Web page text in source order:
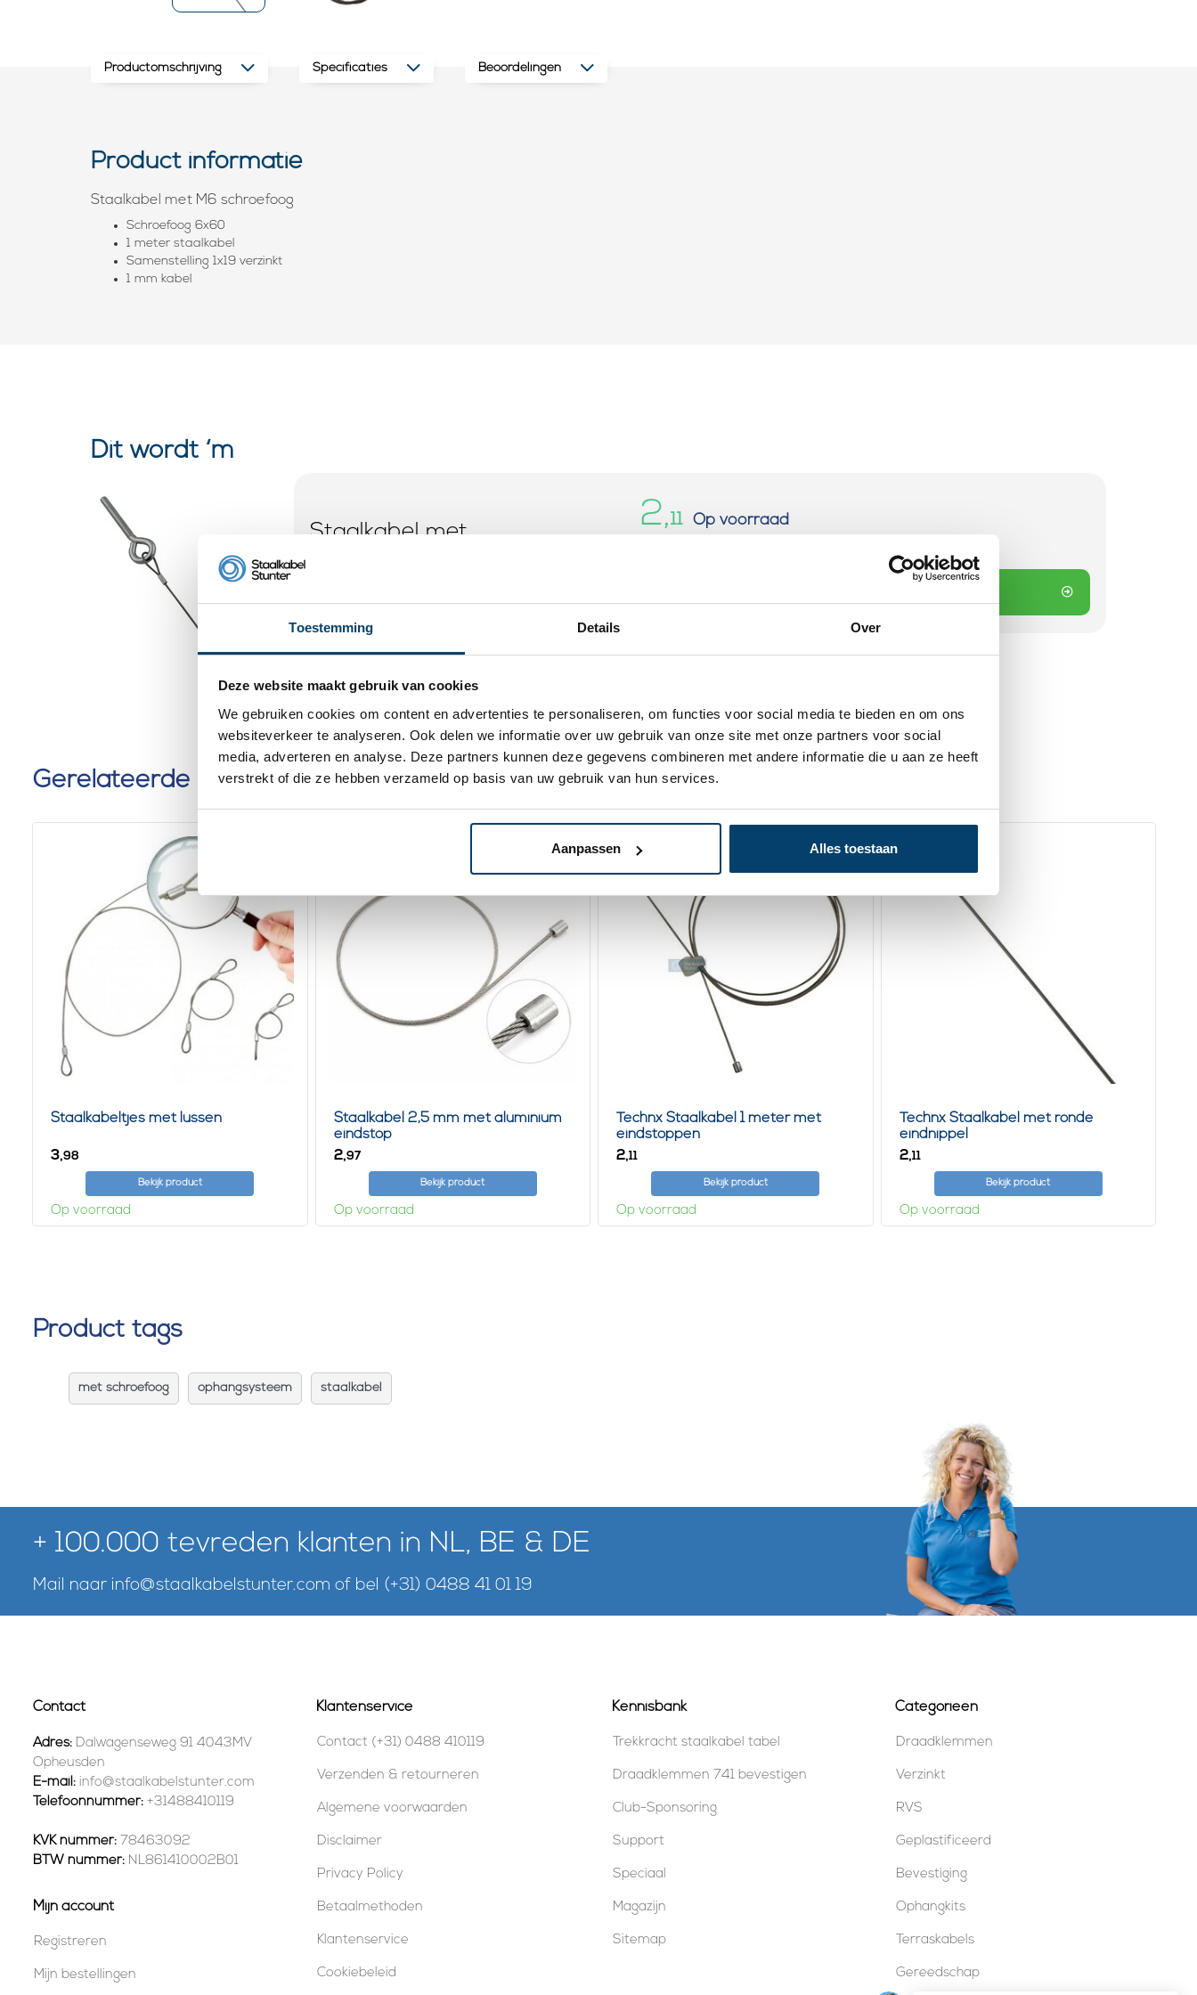
Toestemming Details Over
Deze website maakt gebruik van cookies
We gebruiken cookies om content en advertenties te personaliseren, om functies voor social media te bieden en om ons
websiteverkeer te analyseren. Ook delen we informatie over uw gebruik van onze site met onze partners voor social
media, adverteren en analyse. Deze partners kunnen deze gegevens combineren met andere informatie die u aan ze heeft
verstrekt of die ze hebben verzameld op basis van uw gebruik van hun services.
Aanpassen Alles toestaan
Productomschrijving Specificaties Beoordelingen
Product informatie
Staalkabel met M6 schroefoog
Schroefoog 6x60
1 meter staalkabel
Samenstelling 1x19 verzinkt
1 mm kabel
Dit wordt ‘m
Staalkabel met
2,11 Op voorraad
Gerelateerde producten
Staalkabeltjes met lussen
3,98
Bekijk product
Op voorraad
Staalkabel 2,5 mm met aluminium
eindstop
2,97
Bekijk product
Op voorraad
Technx Staalkabel 1 meter met
eindstoppen
2,11
Bekijk product
Op voorraad
Technx Staalkabel met ronde
eindnippel
2,11
Bekijk product
Op voorraad
Product tags
met schroefoog ophangsysteem staalkabel
+ 100.000 tevreden klanten in NL, BE & DE
Mail naar info@staalkabelstunter.com of bel (+31) 0488 41 01 19
Contact
Adres: Dalwagenseweg 91 4043MV
Opheusden
E-mail: info@staalkabelstunter.com
Telefoonnummer: +31488410119
KVK nummer: 78463092
BTW nummer: NL861410002B01
Mijn account
Registreren
Mijn bestellingen
Klantenservice
Contact (+31) 0488 410119
Verzenden & retourneren
Algemene voorwaarden
Disclaimer
Privacy Policy
Betaalmethoden
Klantenservice
Cookiebeleid
Kennisbank
Trekkracht staalkabel tabel
Draadklemmen 741 bevestigen
Club-Sponsoring
Support
Speciaal
Magazijn
Sitemap
Categorieën
Draadklemmen
Verzinkt
RVS
Geplastificeerd
Bevestiging
Ophangkits
Terraskabels
Gereedschap